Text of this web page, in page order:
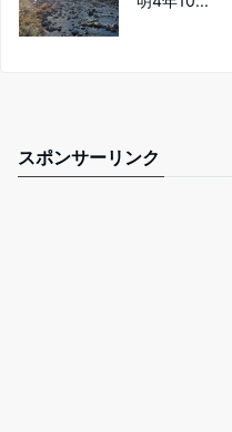
スポンサーリンク